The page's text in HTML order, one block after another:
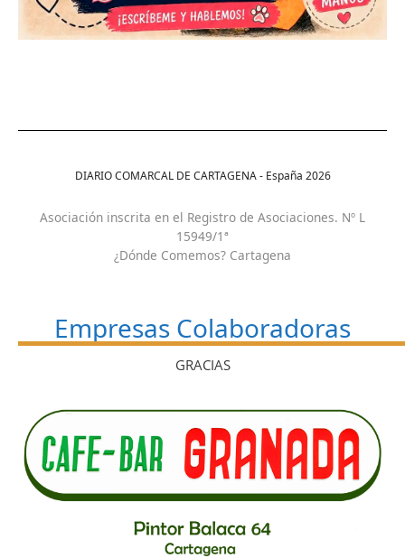
DIARIO COMARCAL DE CARTAGENA - España 2026
Asociación inscrita en el Registro de Asociaciones. Nº L
15949/1ª
¿Dónde Comemos? Cartagena
Empresas Colaboradoras
GRACIAS